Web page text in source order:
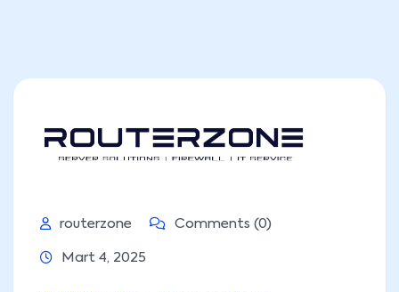
routerzone Comments (0)
Mart 4, 2025